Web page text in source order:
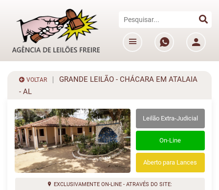
VOLTAR
GRANDE LEILÃO - CHÁCARA EM ATALAIA
- AL
Leilão Extra-Judicial
On-Line
Aberto para Lances
EXCLUSIVAMENTE ON-LINE - ATRAVÉS DO SITE: